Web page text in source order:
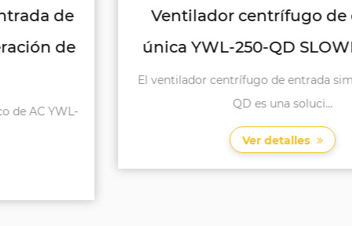
Ventilador centrífugo de entrada
única YWL-250-QD SLOWER SINEL
El ventilador centrífugo de entrada simple YWL-250-